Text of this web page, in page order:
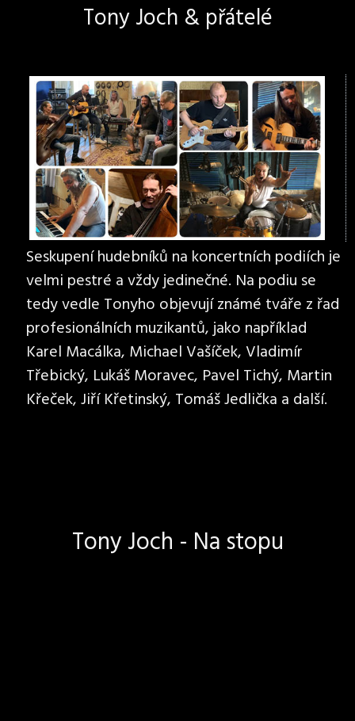
Tony Joch & přátelé
Seskupení hudebníků na koncertních podiích je
velmi pestré a vždy jedinečné. Na podiu se
tedy vedle Tonyho objevují známé tváře z řad
profesionálních muzikantů, jako například
Karel Macálka, Michael Vašíček, Vladimír
Třebický, Lukáš Moravec, Pavel Tichý, Martin
Křeček, Jiří Křetinský, Tomáš Jedlička a další.
Tony Joch - Na stopu